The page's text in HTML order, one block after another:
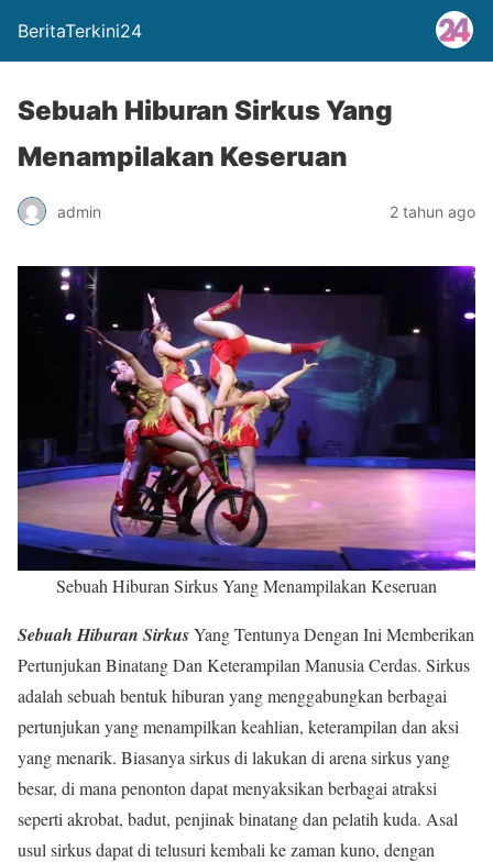
BeritaTerkini24
Sebuah Hiburan Sirkus Yang
Menampilakan Keseruan
admin 2 tahun ago
Sebuah Hiburan Sirkus Yang Menampilakan Keseruan
Sebuah Hiburan SirkusYang Tentunya Dengan Ini Memberikan
Pertunjukan Binatang Dan Keterampilan Manusia Cerdas. Sirkus
adalah sebuah bentuk hiburan yang menggabungkan berbagai
pertunjukan yang menampilkan keahlian, keterampilan dan aksi
yang menarik. Biasanya sirkus di lakukan di arena sirkus yang
besar, di mana penonton dapat menyaksikan berbagai atraksi
seperti akrobat, badut, penjinak binatang dan pelatih kuda. Asal
usul sirkus dapat di telusuri kembali ke zaman kuno, dengan